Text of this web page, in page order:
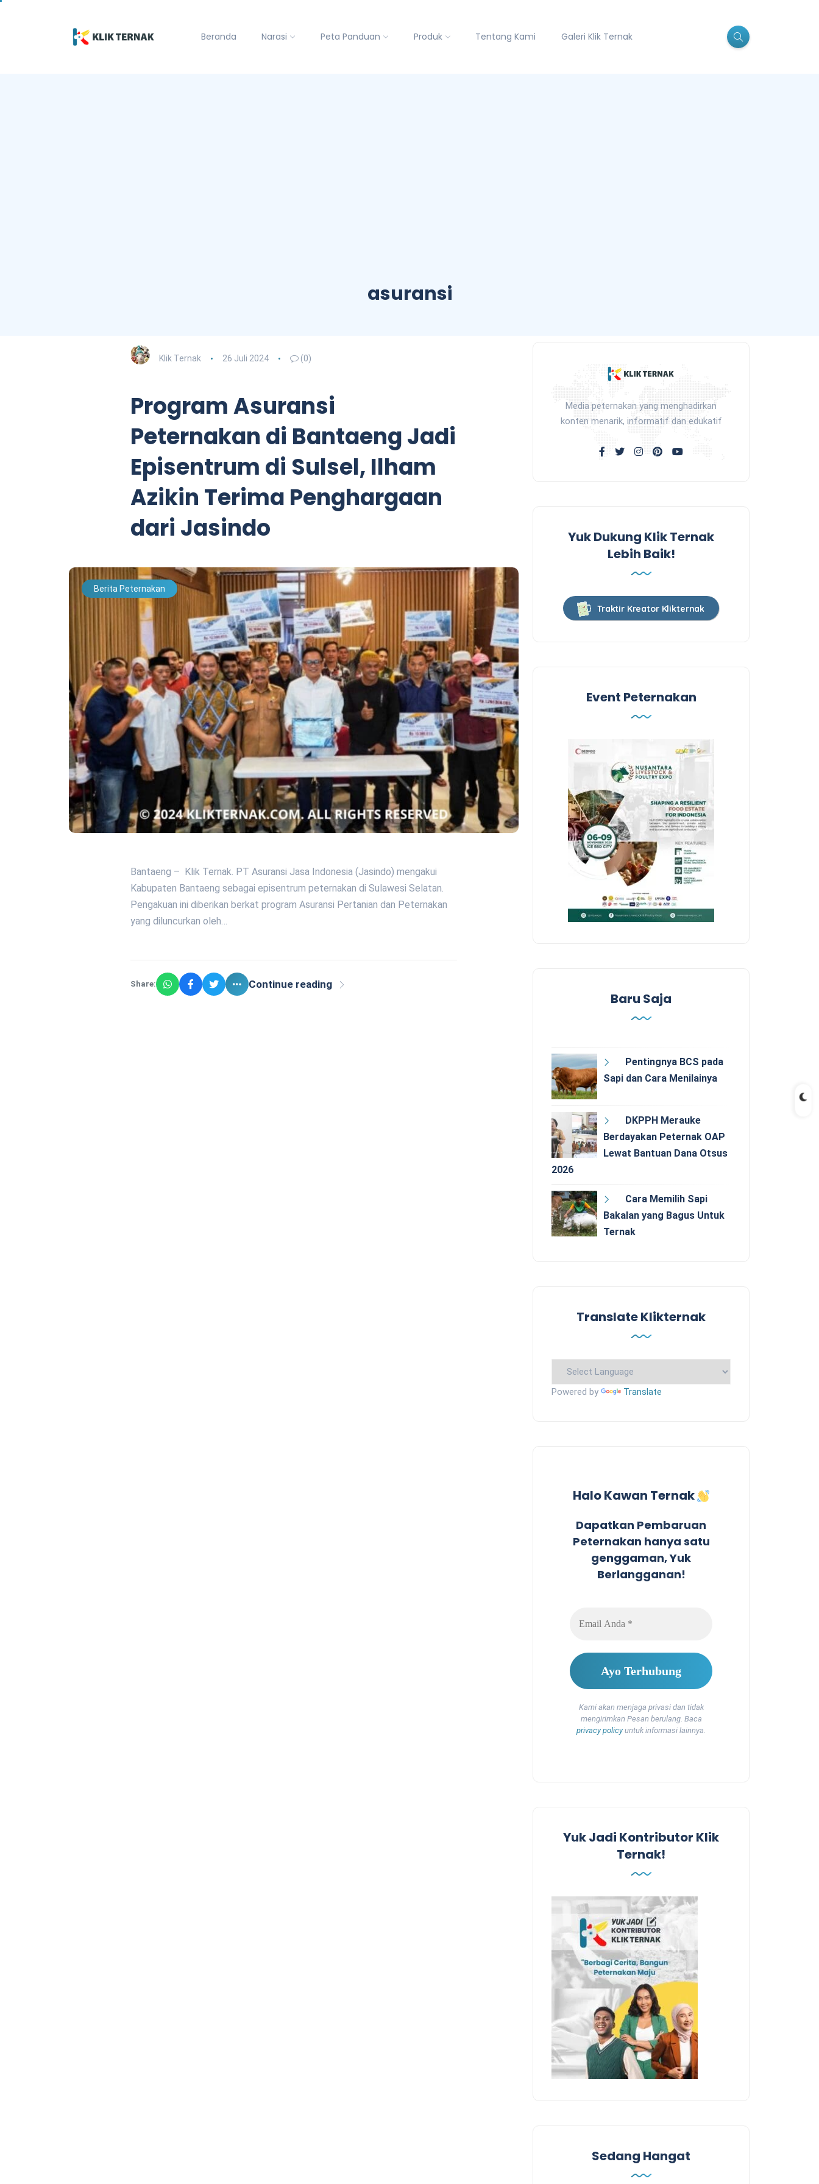
Beranda Narasi Peta Panduan Produk Tentang Kami Galeri Klik Ternak
asuransi
Klik Ternak 26 Juli 2024 (0)
Program Asuransi
Peternakan di Bantaeng Jadi
Episentrum di Sulsel, Ilham
Azikin Terima Penghargaan
dari Jasindo
Berita Peternakan
Bantaeng – Klik Ternak. PT Asuransi Jasa Indonesia (Jasindo) mengakui
Kabupaten Bantaeng sebagai episentrum peternakan di Sulawesi Selatan.
Pengakuan ini diberikan berkat program Asuransi Pertanian dan Peternakan
yang diluncurkan oleh…
Share: Continue reading
Media peternakan yang menghadirkan
konten menarik, informatif dan edukatif
Yuk Dukung Klik Ternak
Lebih Baik!
Traktir Kreator Klikternak
Event Peternakan
Baru Saja
Pentingnya BCS pada
Sapi dan Cara Menilainya
DKPPH Merauke
Berdayakan Peternak OAP
Lewat Bantuan Dana Otsus
2026
Cara Memilih Sapi
Bakalan yang Bagus Untuk
Ternak
Translate Klikternak
Powered by Translate
Halo Kawan Ternak
Dapatkan Pembaruan
Peternakan hanya satu
genggaman, Yuk
Berlangganan!
Kami akan menjaga privasi dan tidak
mengirimkan Pesan berulang. Baca
privacy policyuntuk informasi lainnya.
Yuk Jadi Kontributor Klik
Ternak!
Sedang Hangat